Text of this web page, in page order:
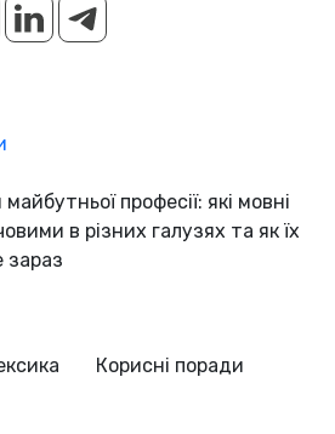
професії: які мовні
в різних галузях та як їх
зараз
Корисні поради